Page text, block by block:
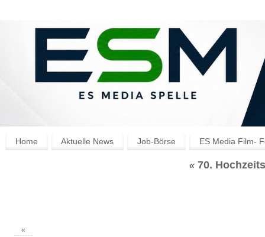
Home Aktuelle News Job-Börse ES Media Film-
«70.
«